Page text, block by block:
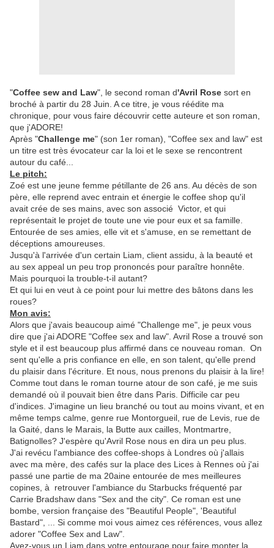
"Coffee sew and Law", le second roman d'Avril Rose sort en
broché à partir du 28 Juin. A ce titre, je vous réédite ma
chronique, pour vous faire découvrir cette auteure et son roman,
que j'ADORE!
Après "Challenge me" (son 1er roman), "Coffee sex and law" est
un titre est très évocateur car la loi et le sexe se rencontrent
autour du café...
Le pitch:
Zoé est une jeune femme pétillante de 26 ans. Au décès de son
père, elle reprend avec entrain et énergie le coffee shop qu'il
avait crée de ses mains, avec son associé Victor, et qui
représentait le projet de toute une vie pour eux et sa famille.
Entourée de ses amies, elle vit et s'amuse, en se remettant de
déceptions amoureuses.
Jusqu'à l'arrivée d'un certain Liam, client assidu, à la beauté et
au sex appeal un peu trop prononcés pour paraître honnête.
Mais pourquoi la trouble-t-il autant?
Et qui lui en veut à ce point pour lui mettre des bâtons dans les
roues?
Mon avis:
Alors que j'avais beaucoup aimé "Challenge me", je peux vous
dire que j'ai ADORE "Coffee sex and law". Avril Rose a trouvé son
style et il est beaucoup plus affirmé dans ce nouveau roman. On
sent qu'elle a pris confiance en elle, en son talent, qu'elle prend
du plaisir dans l'écriture. Et nous, nous prenons du plaisir à la lire!
Comme tout dans le roman tourne atour de son café, je me suis
demandé où il pouvait bien être dans Paris. Difficile car peu
d'indices. J'imagine un lieu branché ou tout au moins vivant, et en
même temps calme, genre rue Montorgueil, rue de Levis, rue de
la Gaité, dans le Marais, la Butte aux cailles, Montmartre,
Batignolles? J'espère qu'Avril Rose nous en dira un peu plus.
J'ai revécu l'ambiance des coffee-shops à Londres où j'allais
avec ma mère, des cafés sur la place des Lices à Rennes où j'ai
passé une partie de ma 20aine entourée de mes meilleures
copines, à retrouver l'ambiance du Starbucks fréquenté par
Carrie Bradshaw dans "Sex and the city". Ce roman est une
bombe, version française des "Beautiful People", 'Beautiful
Bastard", ... Si comme moi vous aimez ces références, vous allez
adorer "Coffee Sex and Law".
Avez-vous un Liam dans votre entourage pour faire monter la